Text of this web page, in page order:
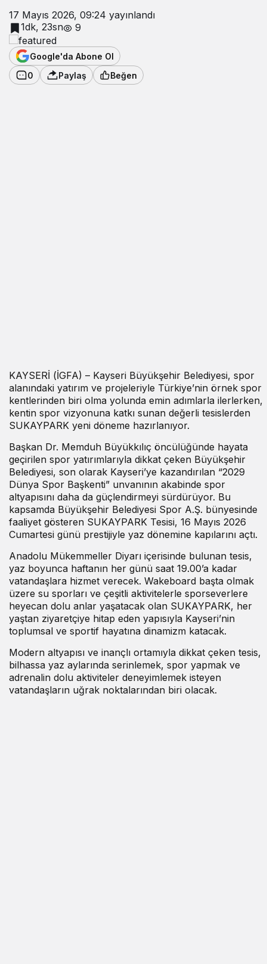
17 Mayıs 2026, 09:24 yayınlandı
1dk, 23sn
9
Google'da Abone Ol
0
Paylaş Beğen
KAYSERİ (İGFA) – Kayseri Büyükşehir Belediyesi, spor
alanındaki yatırım ve projeleriyle Türkiye’nin örnek spor
kentlerinden biri olma yolunda emin adımlarla ilerlerken,
kentin spor vizyonuna katkı sunan değerli tesislerden
SUKAYPARK yeni döneme hazırlanıyor.
Başkan Dr. Memduh Büyükkılıç öncülüğünde hayata
geçirilen spor yatırımlarıyla dikkat çeken Büyükşehir
Belediyesi, son olarak Kayseri’ye kazandırılan “2029
Dünya Spor Başkenti” unvanının akabinde spor
altyapısını daha da güçlendirmeyi sürdürüyor. Bu
kapsamda Büyükşehir Belediyesi Spor A.Ş. bünyesinde
faaliyet gösteren SUKAYPARK Tesisi, 16 Mayıs 2026
Cumartesi günü prestijiyle yaz dönemine kapılarını açtı.
Anadolu Mükemmeller Diyarı içerisinde bulunan tesis,
yaz boyunca haftanın her günü saat 19.00’a kadar
vatandaşlara hizmet verecek. Wakeboard başta olmak
üzere su sporları ve çeşitli aktivitelerle sporseverlere
heyecan dolu anlar yaşatacak olan SUKAYPARK, her
yaştan ziyaretçiye hitap eden yapısıyla Kayseri’nin
toplumsal ve sportif hayatına dinamizm katacak.
Modern altyapısı ve inançlı ortamıyla dikkat çeken tesis,
bilhassa yaz aylarında serinlemek, spor yapmak ve
adrenalin dolu aktiviteler deneyimlemek isteyen
vatandaşların uğrak noktalarından biri olacak.